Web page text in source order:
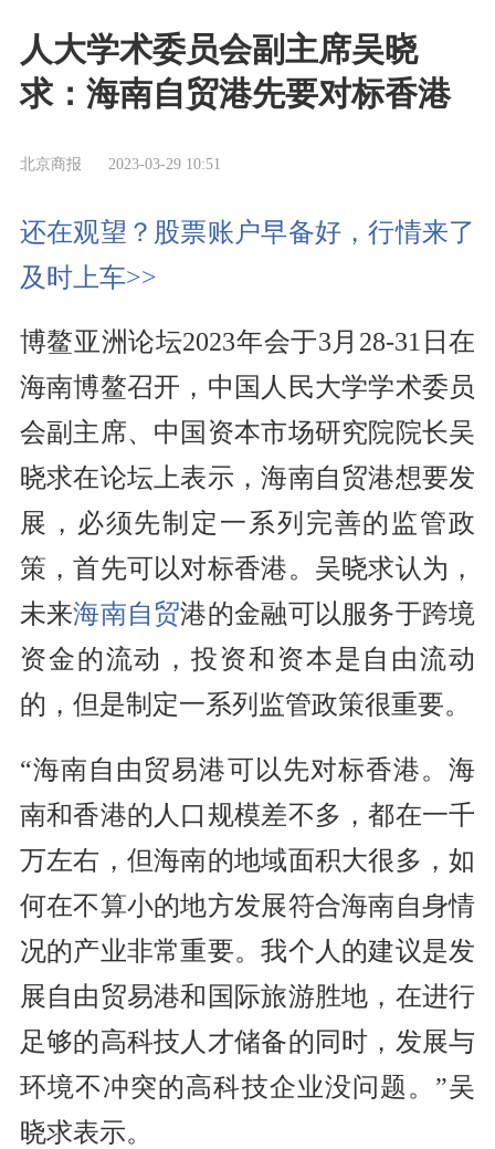
人大学术委员会副主席吴晓
求：海南自贸港先要对标香港
北京商报 2023-03-29 10:51
还在观望？股票账户早备好，行情来了
及时上车>>
博鳌亚洲论坛2023年会于3月28-31日在
海南博鳌召开，中国人民大学学术委员
会副主席、中国资本市场研究院院长吴
晓求在论坛上表示，海南自贸港想要发
展，必须先制定一系列完善的监管政
策，首先可以对标香港。吴晓求认为，
未来海南自贸港的金融可以服务于跨境
资金的流动，投资和资本是自由流动
的，但是制定一系列监管政策很重要。
“海南自由贸易港可以先对标香港。海
南和香港的人口规模差不多，都在一千
万左右，但海南的地域面积大很多，如
何在不算小的地方发展符合海南自身情
况的产业非常重要。我个人的建议是发
展自由贸易港和国际旅游胜地，在进行
足够的高科技人才储备的同时，发展与
环境不冲突的高科技企业没问题。”吴
晓求表示。